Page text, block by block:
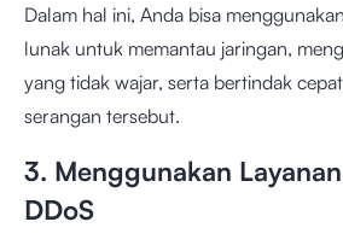
Dalam hal ini, Anda bisa
lunak untuk memantau jaringan,
yang tidak wajar, serta bertindak
serangan tersebut.
3. Menggunakan
DDoS